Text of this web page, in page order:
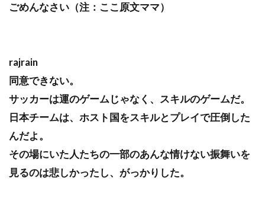
ごめんなさい（注：ここ原文ママ）
rajrain
同意できない。
サッカーは運のゲームじゃなく、スキルのゲームだ。
日本チームは、ホスト国をスキルとプレイで圧倒した
んだよ。
その場にいた人たちの一部のあんな情けない振舞いを
見るのは悲しかったし、がっかりした。